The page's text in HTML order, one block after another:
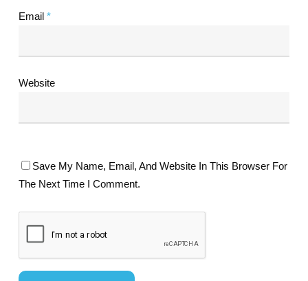
Email *
Website
Save My Name, Email, And Website In This Browser For
The Next Time I Comment.